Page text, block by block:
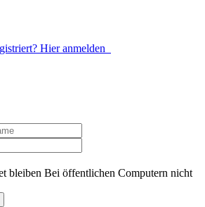
Hier anmelden
bleiben Bei öffentlichen Computern nicht